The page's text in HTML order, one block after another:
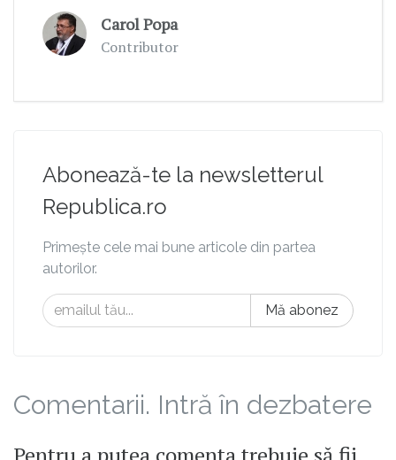
Carol Popa
Contributor
Abonează-te la newsletterul
Republica.ro
Primește cele mai bune articole din partea
autorilor.
Mă abonez
Comentarii. Intră în dezbatere